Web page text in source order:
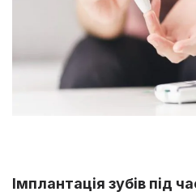
Імплантація зубів під